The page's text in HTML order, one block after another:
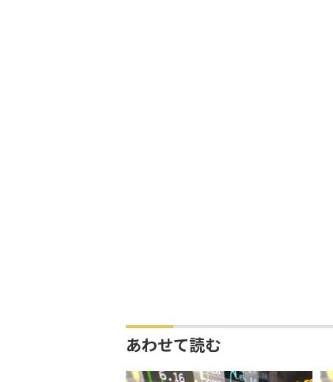
あわせて読む